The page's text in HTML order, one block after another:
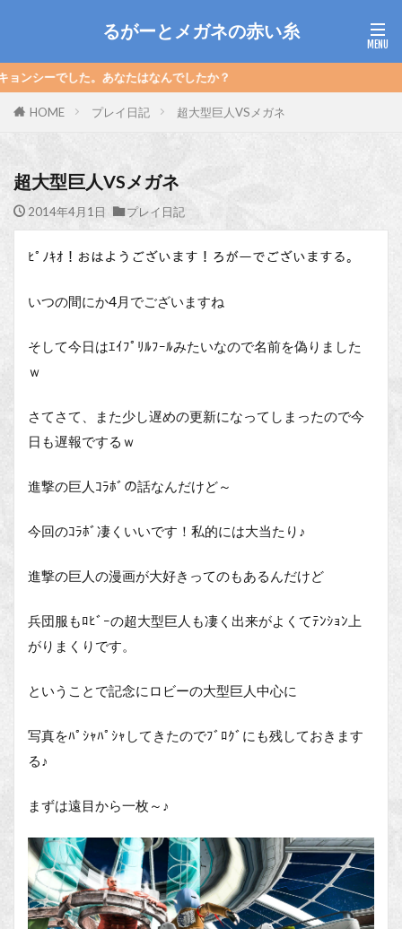
るがーとメガネの赤い糸
た。あなたはなんでしたか？
HOME プレイ日記 超大型巨人VSメガネ
超大型巨人VSメガネ
2014年4月1日 プレイ日記
ﾋﾟﾉｷｵ！おはようございます！ろがーでございまする。
いつの間にか4月でございますね
そして今日はｴｲﾌﾟﾘﾙﾌｰﾙみたいなので名前を偽りました
ｗ
さてさて、また少し遅めの更新になってしまったので今
日も遅報でするｗ
進撃の巨人ｺﾗﾎﾞの話なんだけど～
今回のｺﾗﾎﾞ凄くいいです！私的には大当たり♪
進撃の巨人の漫画が大好きってのもあるんだけど
兵団服もﾛﾋﾞｰの超大型巨人も凄く出来がよくてﾃﾝｼｮﾝ上
がりまくりです。
ということで記念にロビーの大型巨人中心に
写真をﾊﾟｼｬﾊﾟｼｬしてきたのでﾌﾞﾛｸﾞにも残しておきます
る♪
まずは遠目から一枚～♪